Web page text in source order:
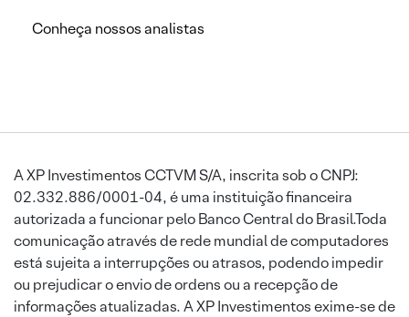
Conheça nossos analistas
A XP Investimentos CCTVM S/A, inscrita sob o CNPJ:
02.332.886/0001-04, é uma instituição financeira
autorizada a funcionar pelo Banco Central do Brasil.Toda
comunicação através de rede mundial de computadores
está sujeita a interrupções ou atrasos, podendo impedir
ou prejudicar o envio de ordens ou a recepção de
informações atualizadas. A XP Investimentos exime-se de